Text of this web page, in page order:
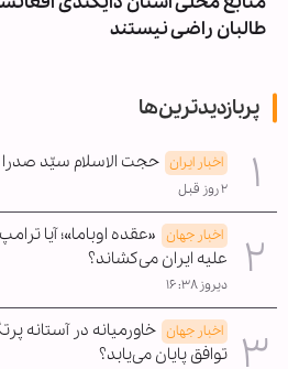
پربازدیدترین‌ها
اخبار ایران حجت الاسلام سیّد صدرا
۲ روز قبل
اخبار جهان «عقده اوباما»؛ آیا
علیه ایران می‌کشاند؟
دیروز ۱۶:۳۸
اخبار جهان خاورمیانه در آستانه
توافق پایان می‌یابد؟